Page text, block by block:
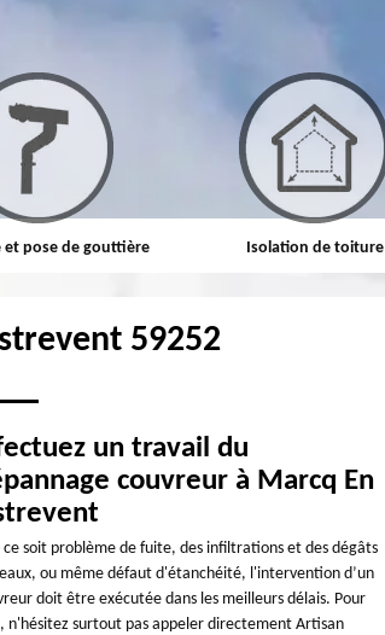
et pose de gouttière Isolation de toiture
59252
un travail du
couvreur à Marcq En
ce soit problème de fuite, des infiltrations et des dégâts
ou même défaut d'étanchéité, l'intervention d’un
doit être exécutée dans les meilleurs délais. Pour
n'hésitez surtout pas appeler directement Artisan